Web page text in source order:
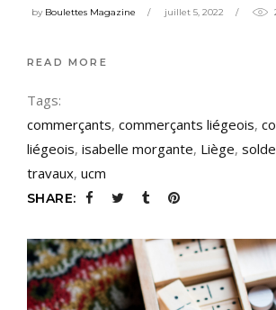
by Boulettes Magazine juillet 5, 2022
READ MORE
Tags:
commerçants, commerçants liégeois,
liégeois, isabelle morgante, Liège,
travaux, ucm
SHARE: